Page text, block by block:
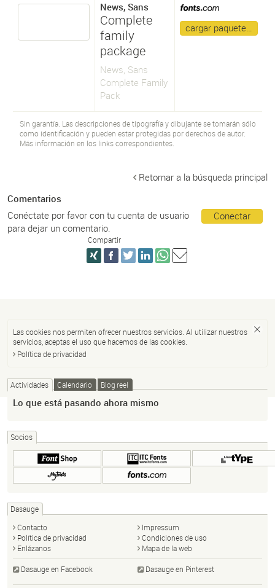
News, Sans
Complete
family
package
News, Sans
Complete Family
Pack
cargar paquete…
Sin garantía. Las descripciones de tipografía y dibujante se tomarán sólo
como identificación y pueden estar protegidas por derechos de autor.
Más información en los links correspondientes.
Retornar a la búsqueda principal
Comentarios
Conectar
Conéctate por favor con tu cuenta de usuario
para dejar un comentario.
Compartir
Las cookies nos permiten ofrecer nuestros servicios. Al utilizar nuestros
servicios, aceptas el uso que hacemos de las cookies.
Política de privacidad
Actividades Calendario Blog reel
Lo que está pasando ahora mismo
Socios
Dasauge
Contacto
Impressum
Política de privacidad
Condiciones de uso
Enlázanos
Mapa de la web
Dasauge en Facebook Dasauge en Pinterest